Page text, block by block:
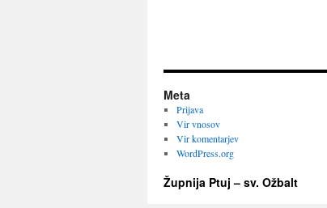
Meta
Prijava
Vir vnosov
Vir komentarjev
WordPress.org
Župnija Ptuj – sv. Ožbalt